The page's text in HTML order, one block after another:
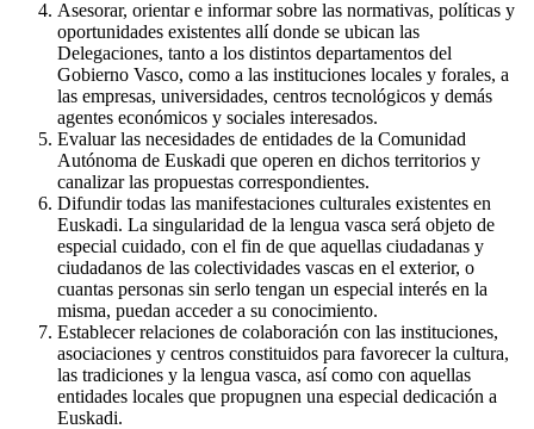
Asesorar, orientar e informar sobre las normativas, políticas y
oportunidades existentes allí donde se ubican las
Delegaciones, tanto a los distintos departamentos del
Gobierno Vasco, como a las instituciones locales y forales, a
las empresas, universidades, centros tecnológicos y demás
agentes económicos y sociales interesados.
Evaluar las necesidades de entidades de la Comunidad
Autónoma de Euskadi que operen en dichos territorios y
canalizar las propuestas correspondientes.
Difundir todas las manifestaciones culturales existentes en
Euskadi. La singularidad de la lengua vasca será objeto de
especial cuidado, con el fin de que aquellas ciudadanas y
ciudadanos de las colectividades vascas en el exterior, o
cuantas personas sin serlo tengan un especial interés en la
misma, puedan acceder a su conocimiento.
Establecer relaciones de colaboración con las instituciones,
asociaciones y centros constituidos para favorecer la cultura,
las tradiciones y la lengua vasca, así como con aquellas
entidades locales que propugnen una especial dedicación a
Euskadi.